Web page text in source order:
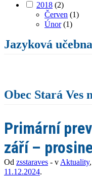
2018 (2)
Červen (1)
Únor(1)
Jazyková učebna
Obec Stará Ves
Primární
září –
Od zsstaraves - v Aktuality,
11.12.2024.